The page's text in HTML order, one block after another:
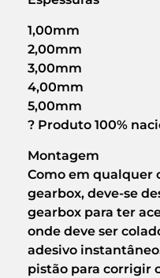
1,00mm
2,00mm
3,00mm
4,00mm
5,00mm
? Produto 100%
Montagem
Como em qualquer
gearbox, deve-se
gearbox para ter
onde deve ser
adesivo
pistão para corrigir